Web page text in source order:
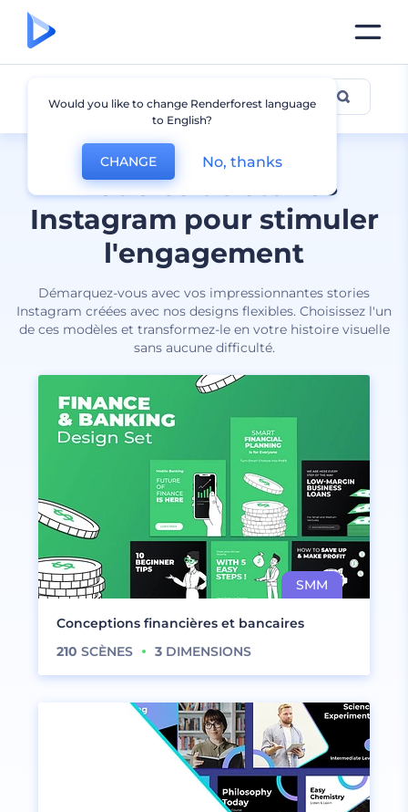
Modèles de stories
Instagram pour stimuler
l'engagement
Démarquez-vous avec vos impressionnantes stories
Instagram créées avec nos designs flexibles. Choisissez l'un
de ces modèles et transformez-le en votre histoire visuelle
sans aucune difficulté.
Story Instagram
Conceptions financières et bancaires
210 SCÈNES 3 DIMENSIONS
Would you like to change Renderforest language
to English?
CHANGE No, thanks